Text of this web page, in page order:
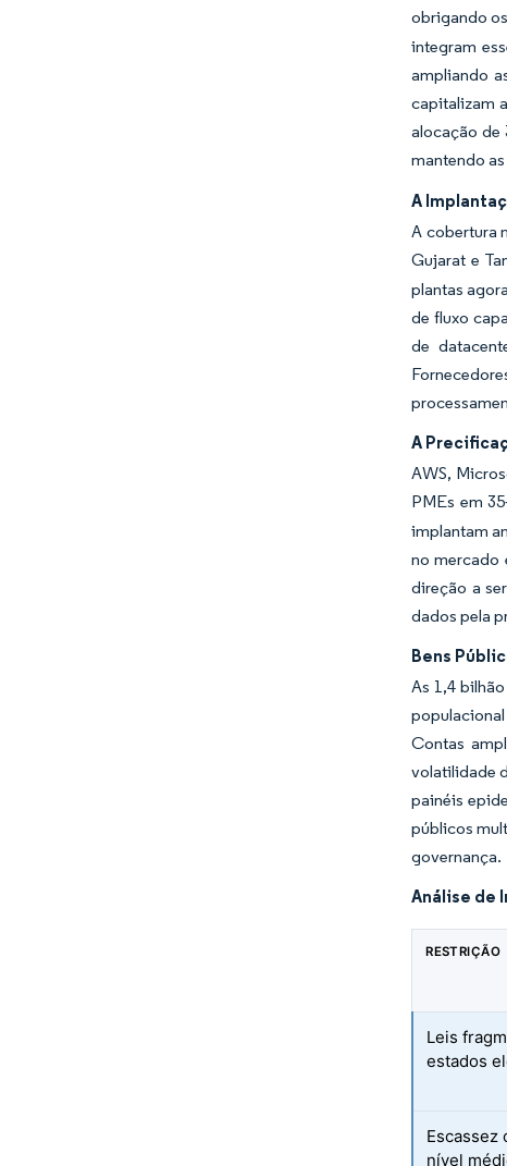
obrigando
integram
ampliando
capitalizam
alocação de
mantendo
A
A cobertura
Gujarat e
plantas
de fluxo
de
A
AWS,
PMEs em
implantam
no mercado
direção a
dados pela
Bens
As 1,4
Contas
volatilidade
painéis
públicos
governança.
Análise de
RESTRIÇÃO
Leis
estados
Escassez
nível